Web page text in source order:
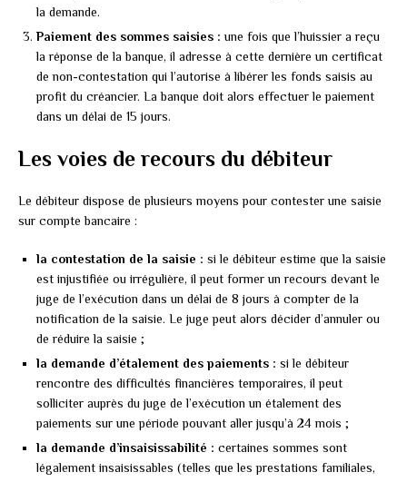
la demande.
Paiement des sommes saisies : une fois que l’huissier a reçu
la réponse de la banque, il adresse à cette dernière un certificat
de non-contestation qui l’autorise à libérer les fonds saisis au
profit du créancier. La banque doit alors effectuer le paiement
dans un délai de 15 jours.
Les voies de recours du débiteur
Le débiteur dispose de plusieurs moyens pour contester une saisie
sur compte bancaire :
la contestation de la saisie : si le débiteur estime que la saisie
est injustifiée ou irrégulière, il peut former un recours devant le
juge de l’exécution dans un délai de 8 jours à compter de la
notification de la saisie. Le juge peut alors décider d’annuler ou
de réduire la saisie ;
la demande d’étalement des paiements : si le débiteur
rencontre des difficultés financières temporaires, il peut
solliciter auprès du juge de l’exécution un étalement des
paiements sur une période pouvant aller jusqu’à 24 mois ;
la demande d’insaisissabilité : certaines sommes sont
légalement insaisissables (telles que les prestations familiales,